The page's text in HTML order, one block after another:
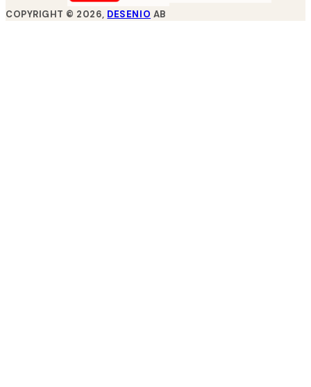
COPYRIGHT © 2026, DESENIO AB